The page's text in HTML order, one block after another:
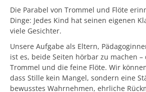
Die Parabel von Trommel und Flöte
Dinge: Jedes Kind hat seinen eigenen
viele Gesichter.
Unsere Aufgabe als Eltern,
ist es, beide Seiten hörbar zu machen
Trommel und die feine Flöte. Wir
dass Stille kein Mangel, sondern eine
bewusstes Wahrnehmen, ehrliche